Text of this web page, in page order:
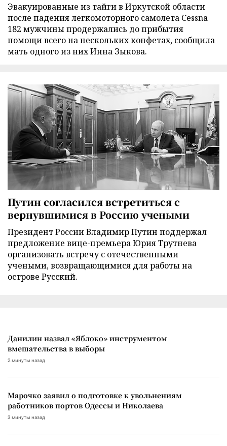
Эвакуированные из тайги в Иркутской области
после падения легкомоторного самолета Cessna
182 мужчины продержались до прибытия
помощи всего на нескольких конфетах, сообщила
мать одного из них Инна Зыкова.
Путин согласился встретиться с
вернувшимися в Россию учеными
Президент России Владимир Путин поддержал
предложение вице-премьера Юрия Трутнева
организовать встречу с отечественными
учеными, возвращающимися для работы на
острове Русский.
Данилин назвал «Яблоко» инструментом
вмешательства в выборы
2 минуты назад
Марочко заявил о подготовке к увольнениям
работников портов Одессы и Николаева
3 минуты назад